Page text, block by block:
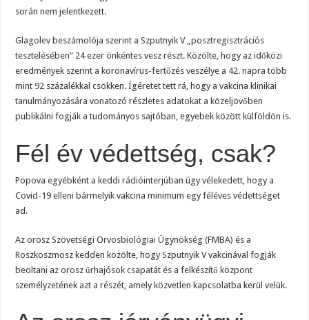
során nem jelentkezett.
Glagolev beszámolója szerint a Szputnyik V „posztregisztrációs
tesztelésében” 24 ezer önkéntes vesz részt. Közölte, hogy az időközi
eredmények szerint a koronavírus-fertőzés veszélye a 42. napra több
mint 92 százalékkal csökken. Ígéretet tett rá, hogy a vakcina klinikai
tanulmányozására vonatozó részletes adatokat a közeljövőben
publikálni fogják a tudományos sajtóban, egyebek között külföldön is.
Fél év védettség, csak?
Popova egyébként a keddi rádióinterjúban úgy vélekedett, hogy a
Covid-19 elleni bármelyik vakcina minimum egy féléves védettséget
ad.
Az orosz Szövetségi Orvosbiológiai Ügynökség (FMBA) és a
Roszkoszmosz kedden közölte, hogy Szputnyik V vakcinával fogják
beoltani az orosz űrhajósok csapatát és a felkészítő központ
személyzetének azt a részét, amely közvetlen kapcsolatba kerül velük.